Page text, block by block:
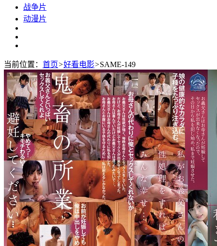
战争片
动漫片
当前位置： 首页>好看电影>SAME-149